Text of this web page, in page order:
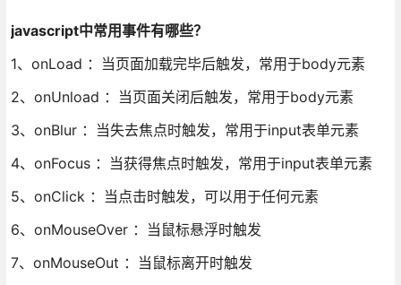
javascript中常用事件有哪些？
1、onLoad ：当页面加载完毕后触发，常用于body元素
2、onUnload ：当页面关闭后触发，常用于body元素
3、onBlur ：当失去焦点时触发，常用于input表单元素
4、onFocus ：当获得焦点时触发，常用于input表单元素
5、onClick ：当点击时触发，可以用于任何元素
6、onMouseOver ：当鼠标悬浮时触发
7、onMouseOut ：当鼠标离开时触发